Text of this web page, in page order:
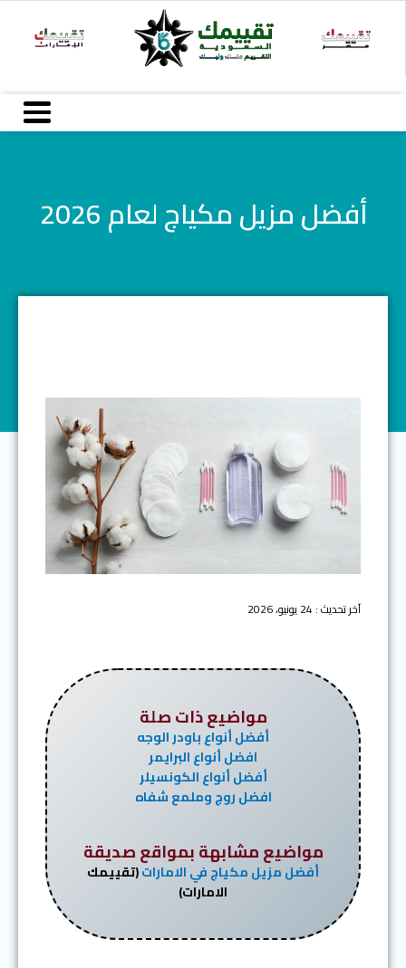
تخطي
المحتوى
أفضل مزيل مكياج لعام 2026
آخر تحديث : 24 يونيو، 2026
مواضيع ذات صلة
أفضل أنواع باودر الوجه
افضل أنواع البرايمر
أفضل أنواع الكونسيلر
افضل روج وملمع شفاه
مواضيع مشابهة بمواقع صديقة
أفضل مزيل مكياج في الامارات(تقييمك
الامارات)